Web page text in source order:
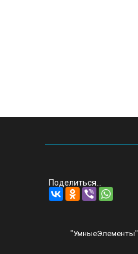
Поделиться...
"УмныеЭлементы"